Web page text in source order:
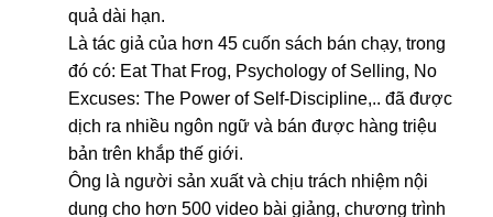
quả dài hạn.
Là tác giả của hơn 45 cuốn sách bán chạy, trong
đó có: Eat That Frog, Psychology of Selling, No
Excuses: The Power of Self-Discipline,.. đã được
dịch ra nhiều ngôn ngữ và bán được hàng triệu
bản trên khắp thế giới.
Ông là người sản xuất và chịu trách nhiệm nội
dung cho hơn 500 video bài giảng, chương trình